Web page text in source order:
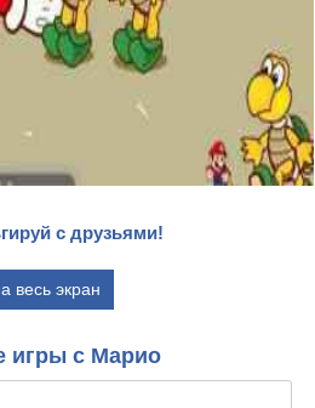
с друзьями!
весь экран
игры с Марио